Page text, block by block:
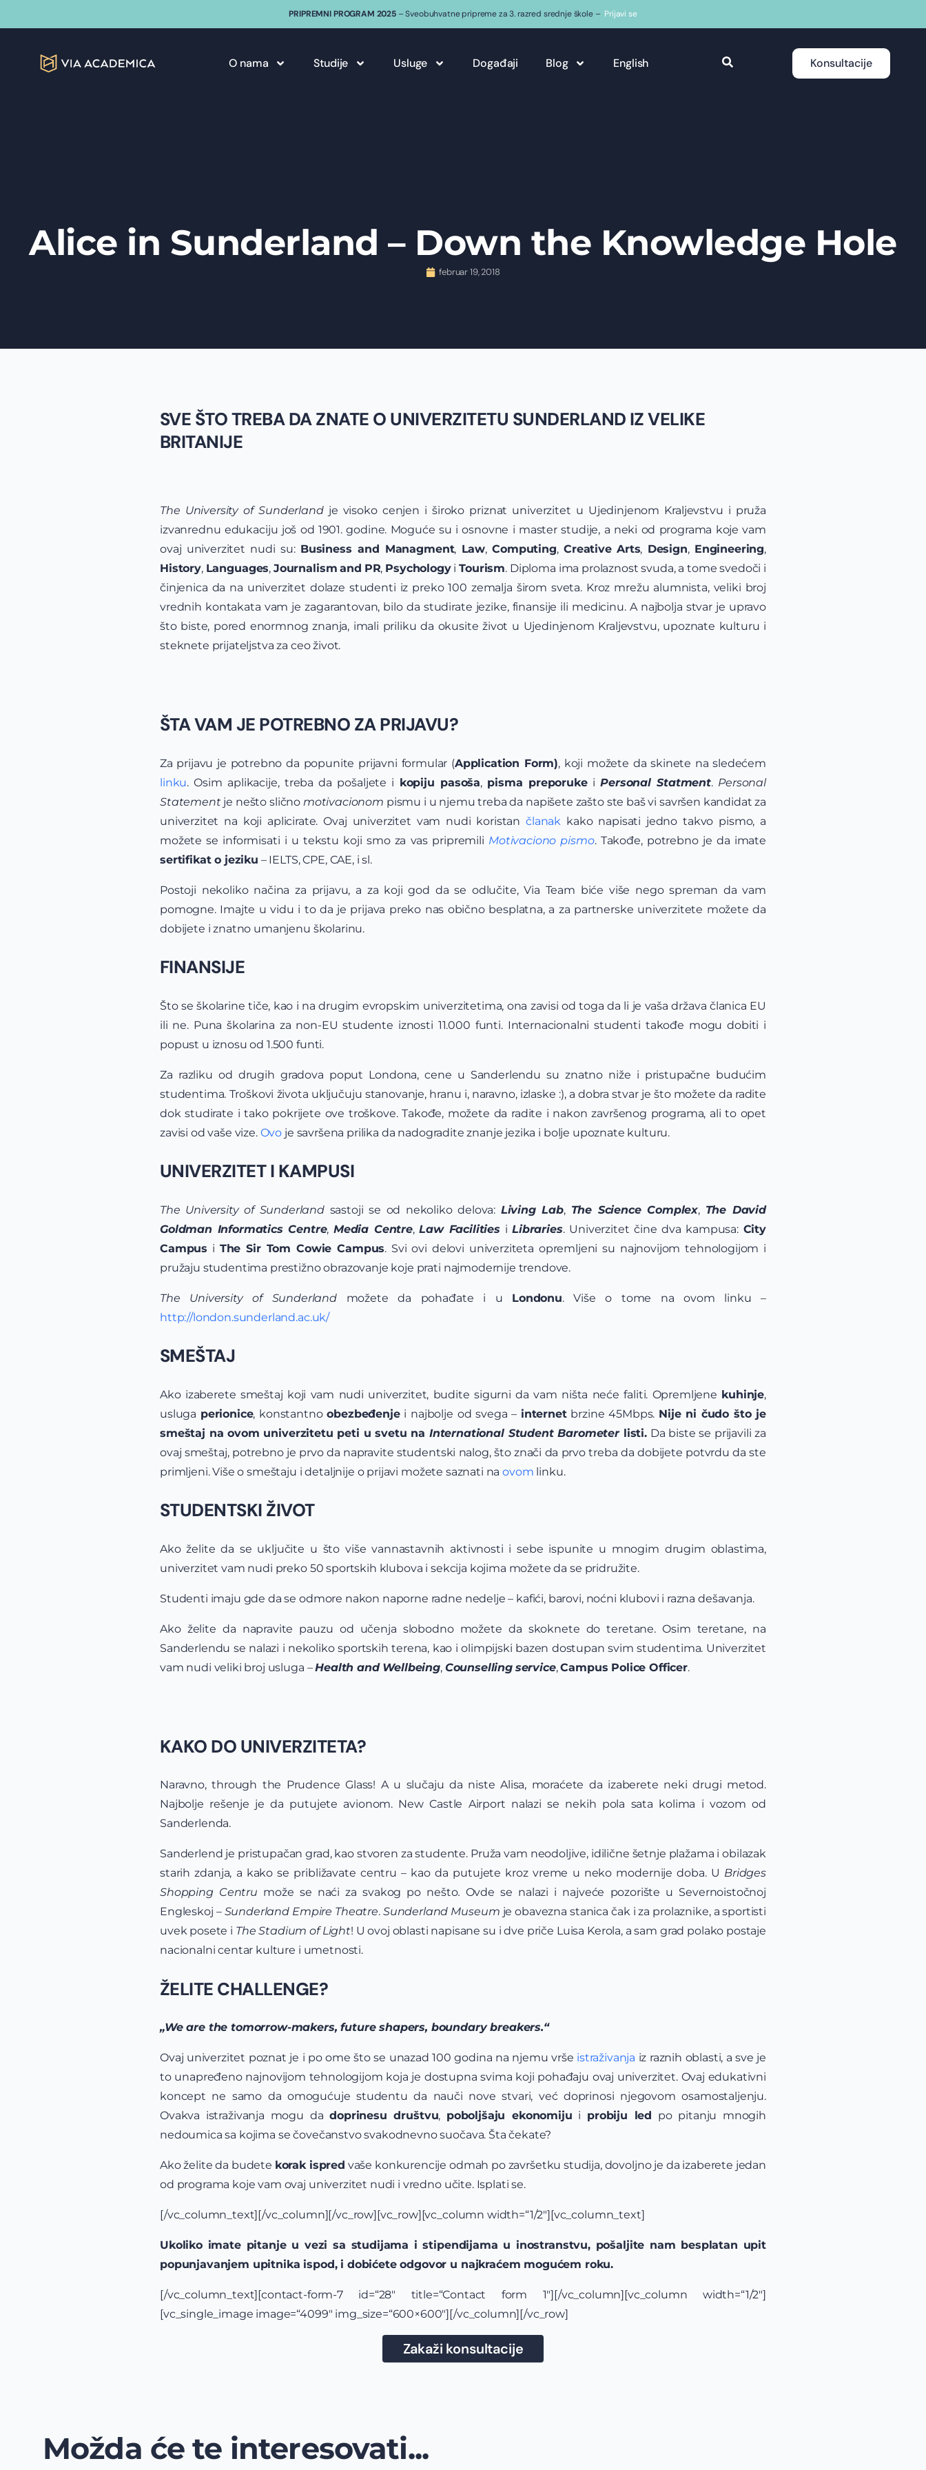
PRIPREMNI PROGRAM 2025– Sveobuhvatne pripreme za 3. razred srednje škole – Prijavi se
O nama Studije Usluge Događaji Blog English Konsultacije
Alice in Sunderland – Down the Knowledge Hole
februar 19, 2018
SVE ŠTO TREBA DA ZNATE O UNIVERZITETU SUNDERLAND IZ VELIKE
BRITANIJE
The University of Sunderlandje visoko cenjen i široko priznat univerzitet u Ujedinjenom Kraljevstvu i pruža
izvanrednu edukaciju još od 1901. godine. Moguće su i osnovne i master studije, a neki od programa koje vam
ovaj univerzitet nudi su: Business and Managment, Law,Computing,Creative Arts, Design, Engineering,
History, Languages, Journalism and PR, PsychologyiTourism. Diploma ima prolaznost svuda, a tome svedoči i
činjenica da na univerzitet dolaze studenti iz preko 100 zemalja širom sveta. Kroz mrežu alumnista, veliki broj
vrednih kontakata vam je zagarantovan, bilo da studirate jezike, finansije ili medicinu. A najbolja stvar je upravo
što biste, pored enormnog znanja, imali priliku da okusite život u Ujedinjenom Kraljevstvu, upoznate kulturu i
steknete prijateljstva za ceo život.
ŠTA VAM JE POTREBNO ZA PRIJAVU?
Za prijavu je potrebno da popunite prijavni formular (Application Form), koji možete da skinete na sledećem
linku. Osim aplikacije, treba da pošaljete i kopiju pasoša, pisma preporukeiPersonal Statment. Personal
Statementje nešto slično motivacionom pismu i u njemu treba da napišete zašto ste baš vi savršen kandidat za
univerzitet na koji aplicirate. Ovaj univerzitet vam nudi koristančlanak kako napisati jedno takvo pismo, a
možete se informisati i u tekstu koji smo za vas pripremili Motivaciono pismo. Takođe, potrebno je da imate
sertifikat o jeziku – IELTS, CPE, CAE, i sl.
Postoji nekoliko načina za prijavu, a za koji god da se odlučite, Via Team biće više nego spreman da vam
pomogne. Imajte u vidu i to da je prijava preko nas obično besplatna, a za partnerske univerzitete možete da
dobijete i znatno umanjenu školarinu.
FINANSIJE
Što se školarine tiče, kao i na drugim evropskim univerzitetima, ona zavisi od toga da li je vaša država članica EU
ili ne. Puna školarina za non-EU studente iznosti 11.000 funti. Internacionalni studenti takođe mogu dobiti i
popust u iznosu od 1.500 funti.
Za razliku od drugih gradova poput Londona, cene u Sanderlendu su znatno niže i pristupačne budućim
studentima. Troškovi života uključuju stanovanje, hranu i, naravno, izlaske :), a dobra stvar je što možete da radite
dok studirate i tako pokrijete ove troškove. Takođe, možete da radite i nakon završenog programa, ali to opet
zavisi od vaše vize. Ovo je savršena prilika da nadogradite znanje jezika i bolje upoznate kulturu.
UNIVERZITET I KAMPUSI
The University of Sunderlandsastoji se od nekoliko delova: Living Lab, The Science Complex, The David
Goldman Informatics Centre, Media Centre,Law FacilitiesiLibraries. Univerzitet čine dva kampusa: City
Campus i The Sir Tom Cowie Campus. Svi ovi delovi univerziteta opremljeni su najnovijom tehnologijom i
pružaju studentima prestižno obrazovanje koje prati najmodernije trendove.
The University of Sunderlandmožete da pohađate i u Londonu. Više o tome na ovom linku –
http://london.sunderland.ac.uk/
SMEŠTAJ
Ako izaberete smeštaj koji vam nudi univerzitet, budite sigurni da vam ništa neće faliti. Opremljene kuhinje,
usluga perionice, konstantnoobezbeđenjei najbolje od svega – internetbrzine 45Mbps. Nije ni čudo što je
smeštaj na ovom univerzitetu peti u svetu na International Student Barometer listi.Da biste se prijavili za
ovaj smeštaj, potrebno je prvo da napravite studentski nalog, što znači da prvo treba da dobijete potvrdu da ste
primljeni. Više o smeštaju i detaljnije o prijavi možete saznati naovom linku.
STUDENTSKI ŽIVOT
Ako želite da se uključite u što više vannastavnih aktivnosti i sebe ispunite u mnogim drugim oblastima,
univerzitet vam nudi preko 50 sportskih klubova i sekcija kojima možete da se pridružite.
Studenti imaju gde da se odmore nakon naporne radne nedelje – kafići, barovi, noćni klubovi i razna dešavanja.
Ako želite da napravite pauzu od učenja slobodno možete da skoknete do teretane. Osim teretane, na
Sanderlendu se nalazi i nekoliko sportskih terena, kao i olimpijski bazen dostupan svim studentima. Univerzitet
vam nudi veliki broj usluga –Health and Wellbeing, Counselling service,Campus Police Officer.
KAKO DO UNIVERZITETA?
Naravno, through the Prudence Glass! A u slučaju da niste Alisa, moraćete da izaberete neki drugi metod.
Najbolje rešenje je da putujete avionom. New Castle Airport nalazi se nekih pola sata kolima i vozom od
Sanderlenda.
Sanderlend je pristupačan grad, kao stvoren za studente. Pruža vam neodoljive, idilične šetnje plažama i obilazak
starih zdanja, a kako se približavate centru – kao da putujete kroz vreme u neko modernije doba. U Bridges
Shopping Centru može se naći za svakog po nešto. Ovde se nalazi i najveće pozorište u Severnoistočnoj
Engleskoj – Sunderland Empire Theatre. Sunderland Museum je obavezna stanica čak i za prolaznike, a sportisti
uvek posete i The Stadium of Light! U ovoj oblasti napisane su i dve priče Luisa Kerola, a sam grad polako postaje
nacionalni centar kulture i umetnosti.
ŽELITE CHALLENGE?
„We are the tomorrow-makers, future shapers, boundary breakers.“
Ovaj univerzitet poznat je i po ome što se unazad 100 godina na njemu vrše istraživanja iz raznih oblasti, a sve je
to unapređeno najnovijom tehnologijom koja je dostupna svima koji pohađaju ovaj univerzitet. Ovaj edukativni
koncept ne samo da omogućuje studentu da nauči nove stvari, već doprinosi njegovom osamostaljenju.
Ovakva istraživanja mogu dadoprinesu društvu, poboljšaju ekonomiju i probiju led po pitanju mnogih
nedoumica sa kojima se čovečanstvo svakodnevno suočava. Šta čekate?
Ako želite da budete korak ispred vaše konkurencije odmah po završetku studija, dovoljno je da izaberete jedan
od programa koje vam ovaj univerzitet nudi i vredno učite. Isplati se.
[/vc_column_text][/vc_column][/vc_row][vc_row][vc_column width=“1/2″][vc_column_text]
Ukoliko imate pitanje u vezi sa studijama i stipendijama u inostranstvu, pošaljite nam besplatan upit
popunjavanjem upitnika ispod, i dobićete odgovor u najkraćem mogućem roku.
[/vc_column_text][contact-form-7 id=“28″ title=“Contact form 1″][/vc_column][vc_column width=“1/2″]
[vc_single_image image=“4099″ img_size=“600×600″][/vc_column][/vc_row]
Zakaži konsultacije
Možda će te interesovati...